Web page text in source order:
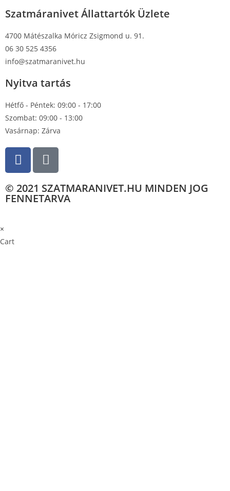
Szatmáranivet Állattartók Üzlete
4700 Mátészalka Móricz Zsigmond u. 91.
06 30 525 4356
info@szatmaranivet.hu
Nyitva tartás
Hétfő - Péntek: 09:00 - 17:00
Szombat: 09:00 - 13:00
Vasárnap: Zárva
© 2021 SZATMARANIVET.HU MINDEN JOG
FENNETARVA
×
Cart